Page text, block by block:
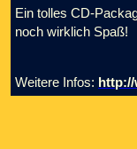
Ein tolles CD-
noch wirklich Spaß!
Weitere Infos: